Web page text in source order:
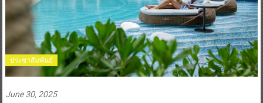
ประชาสัมพันธ์
June 30, 2025